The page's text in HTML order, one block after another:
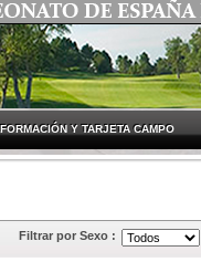
Y TARJETA CAMPO
Filtrar por Sexo :